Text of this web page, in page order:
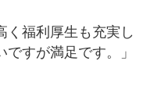
く福利厚生も充実し
すが満足です。」